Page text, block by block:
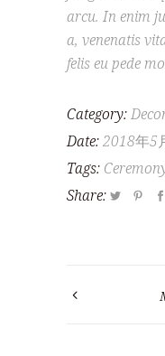
arcu. In enim
a, venenatis
felis eu pede
Category:
Date:2018年5
Tags:
Share: